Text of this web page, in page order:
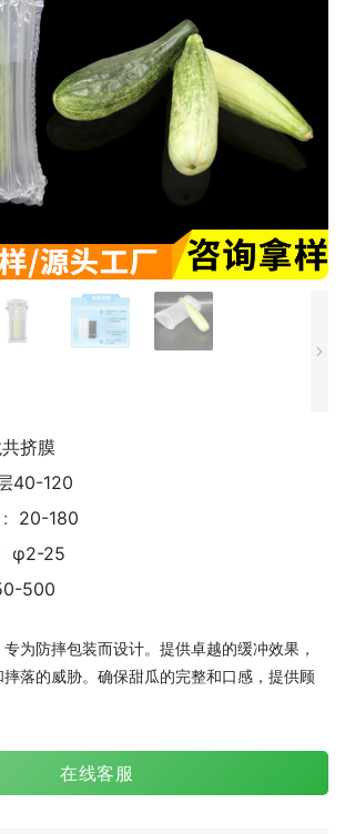
挤膜
40-120
20-180
φ2-25
500
为防摔包装而设计。提供卓越的缓冲效果，
落的威胁。确保甜瓜的完整和口感，提供顾
在线客服